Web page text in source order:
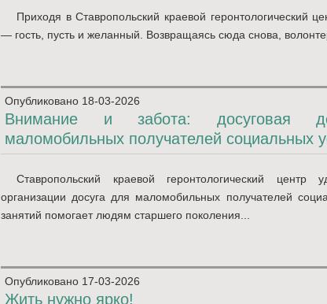
Приходя в Ставропольский краевой геронтологический
— гость, пусть и желанный. Возвращаясь сюда снова,
Опубликовано 18-03-2026
Внимание и забота: досуговая
маломобильных получателей социальных
Ставропольский краевой геронтологический центр
организации досуга для маломобильных получателей
занятий помогает людям старшего поколения...
Опубликовано 17-03-2026
Жить нужно ярко!